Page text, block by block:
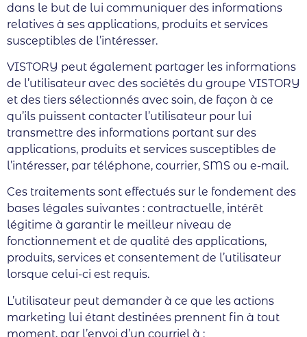
dans le but de lui communiquer des informations
relatives à ses applications, produits et services
susceptibles de l’intéresser.
VISTORY peut également partager les informations
de l’utilisateur avec des sociétés du groupe VISTORY
et des tiers sélectionnés avec soin, de façon à ce
qu’ils puissent contacter l’utilisateur pour lui
transmettre des informations portant sur des
applications, produits et services susceptibles de
l’intéresser, par téléphone, courrier, SMS ou e-mail.
Ces traitements sont effectués sur le fondement des
bases légales suivantes : contractuelle, intérêt
légitime à garantir le meilleur niveau de
fonctionnement et de qualité des applications,
produits, services et consentement de l’utilisateur
lorsque celui-ci est requis.
L’utilisateur peut demander à ce que les actions
marketing lui étant destinées prennent fin à tout
moment, par l’envoi d’un courriel à :